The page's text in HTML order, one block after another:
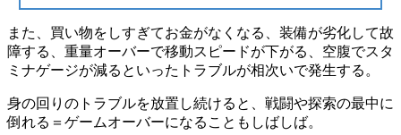
また、買い物をしすぎてお金がなくなる、装備が劣化して故
障する、重量オーバーで移動スピードが下がる、空腹でスタ
ミナゲージが減るといった トラブルが相次いで発生する。
身の回りのトラブルを放置し続けると、戦闘や探索の最中に
倒れる＝ゲームオーバーになることもしばしば。